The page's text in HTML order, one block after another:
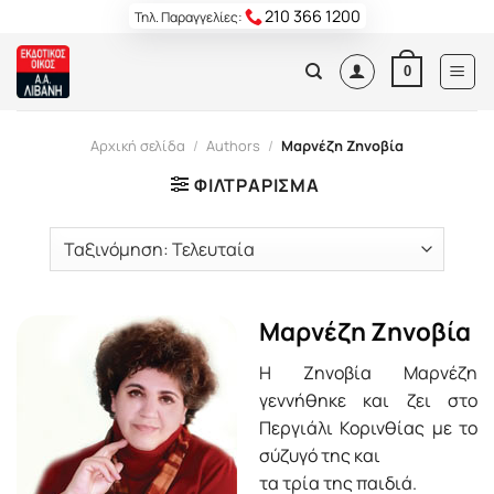
content
Τηλ. Παραγγελίες: 210 366 1200
0
Αρχική σελίδα / Authors / Μαρνέζη Ζηνοβία
ΦΙΛΤΡΆΡΙΣΜΑ
Μαρνέζη Ζηνοβία
Η Ζηνοβία Μαρνέζη
γεννήθηκε και ζει στο
Περγιάλι Κορινθίας με το
σύζυγό της και
τα τρία της παιδιά.